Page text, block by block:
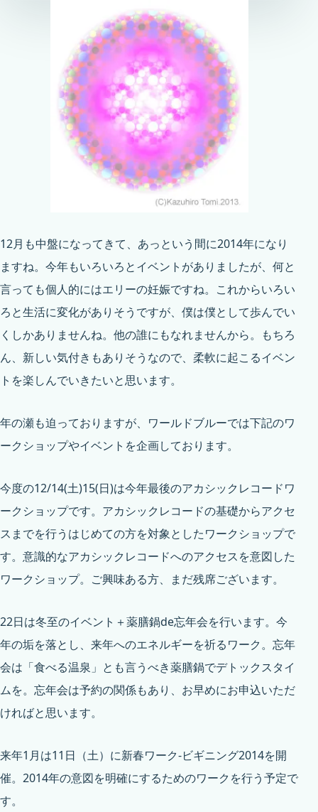
12月も中盤になってきて、あっという間に2014年になり
ますね。今年もいろいろとイベントがありましたが、何と
言っても個人的にはエリーの妊娠ですね。これからいろい
ろと生活に変化がありそうですが、僕は僕として歩んでい
くしかありませんね。他の誰にもなれませんから。もちろ
ん、新しい気付きもありそうなので、柔軟に起こるイベン
トを楽しんでいきたいと思います。
年の瀬も迫っておりますが、ワールドブルーでは下記のワ
ークショップやイベントを企画しております。
今度の12/14(土)15(日)は今年最後のアカシックレコードワ
ークショップです。アカシックレコードの基礎からアクセ
スまでを行うはじめての方を対象としたワークショップで
す。意識的なアカシックレコードへのアクセスを意図した
ワークショップ。ご興味ある方、まだ残席ございます。
22日は冬至のイベント＋薬膳鍋de忘年会を行います。今
年の垢を落とし、来年へのエネルギーを祈るワーク。忘年
会は「食べる温泉」とも言うべき薬膳鍋でデトックスタイ
ムを。忘年会は予約の関係もあり、お早めにお申込いただ
ければと思います。
来年1月は11日（土）に新春ワーク-ビギニング2014を開
催。2014年の意図を明確にするためのワークを行う予定で
す。